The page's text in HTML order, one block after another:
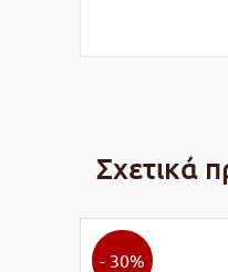
Σχετικά
- 30%